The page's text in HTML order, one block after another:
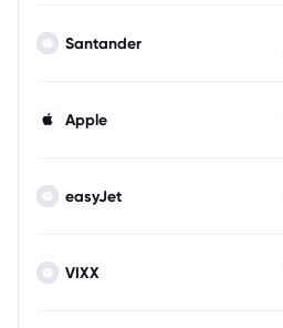
Santander
Apple
easyJet
VIXX